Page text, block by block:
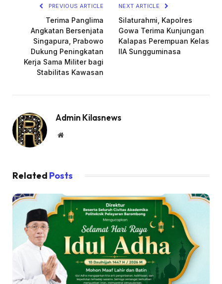
PREVIOUS ARTICLE
Terima Panglima
Angkatan Bersenjata
Singapura, Prabowo
Dukung Peningkatan
Kerja Sama Militer bagi
Stabilitas Kawasan
NEXT ARTICLE
Silaturahmi, Kapolres
Gowa Terima Kunjungan
Kalapas Perempuan Kelas
IIA Sungguminasa
Admin Kilasnews
Website
Related Posts